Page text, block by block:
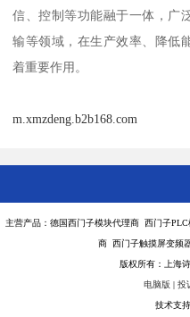
信、控制等功能融于一体，广
输等领域，在生产效率、降低
着重要作用。
m.xmzdeng.b2b168.com
主营产品：德国西门子模块代理商 西门子
商 西门子触摸屏变频
版权所有：上海
电脑版 | 投
技术支持